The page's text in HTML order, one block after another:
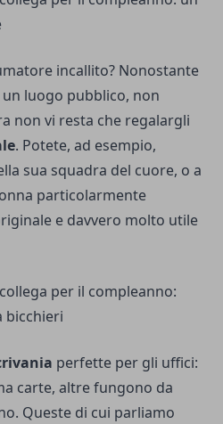
incallito? Nonostante
luogo pubblico, non
non vi resta che regalargli
. Potete, ad esempio,
sua squadra del cuore, o a
particolarmente
e davvero molto utile
per il compleanno:
bicchieri
perfette per gli uffici:
carte, altre fungono da
Queste di cui parliamo